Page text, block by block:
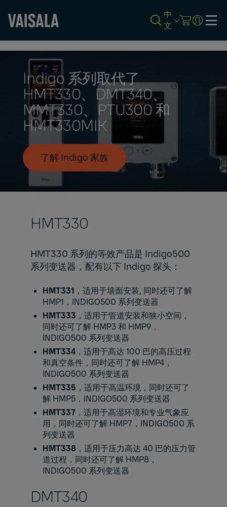
content
中
文
Indigo 系列取代了
HMT330、DMT340、
MMT330、PTU300 和
HMT330MIK
了解 Indigo 家族
HMT330​
HMT330 系列的等效产品是 Indigo500
系列变送器，配有以下 Indigo 探头：
HMT331 ，适用于墙面安装, 同时还可了解
HMP1 ， INDIGO500 系列变送器
HMT333 ，适用于管道安装和狭小空间，
同时还可了解 HMP3和 HMP9 ，
INDIGO500 系列变送器
HMT334 ，适用于高达 100 巴的高压过程
和真空条件，同时还可了解 HMP4 ，
INDIGO500 系列变送器
HMT335 ，适用于高温环境，同时还可了
解 HMP5 ， INDIGO500 系列变送器
HMT337 ，适用于高湿环境和专业气象应
用，同时还可了解 HMP7 ， INDIGO500 系
列变送器
HMT338 ，适用于压力高达 40 巴的压力管
道过程，同时还可了解 HMP8 ，
INDIGO500 系列变送器
DMT340​